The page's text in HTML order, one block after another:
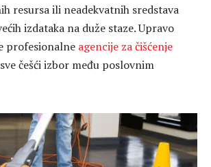
resursa ili neadekvatnih sredstava
izdataka na duže staze. Upravo
profesionalne agencije za čišćenje
češći izbor među poslovnim